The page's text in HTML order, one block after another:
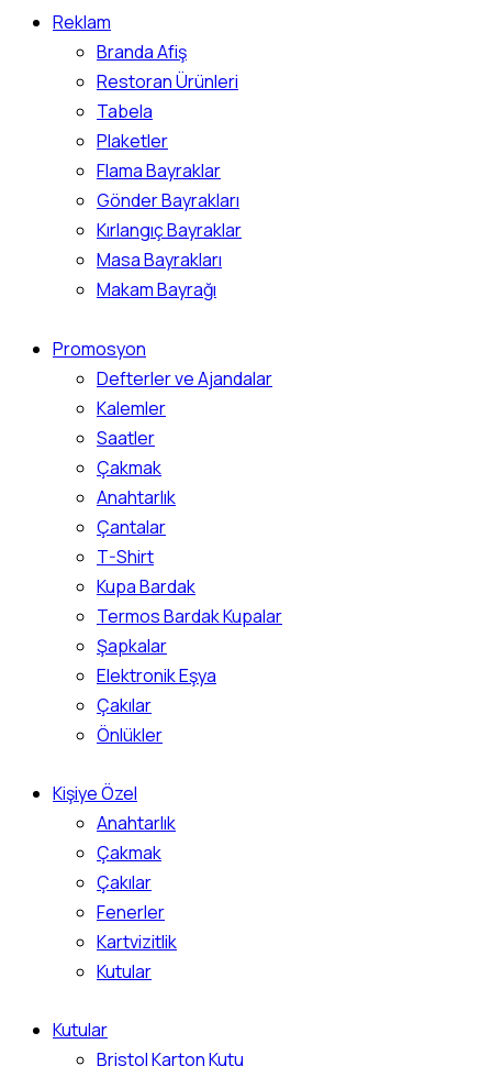
Reklam
Branda Afiş
Restoran Ürünleri
Tabela
Plaketler
Flama Bayraklar
Gönder Bayrakları
Kırlangıç Bayraklar
Masa Bayrakları
Makam Bayrağı
Promosyon
Defterler ve Ajandalar
Kalemler
Saatler
Çakmak
Anahtarlık
Çantalar
T-Shirt
Kupa Bardak
Termos Bardak Kupalar
Şapkalar
Elektronik Eşya
Çakılar
Önlükler
Kişiye Özel
Anahtarlık
Çakmak
Çakılar
Fenerler
Kartvizitlik
Kutular
Kutular
Bristol Karton Kutu